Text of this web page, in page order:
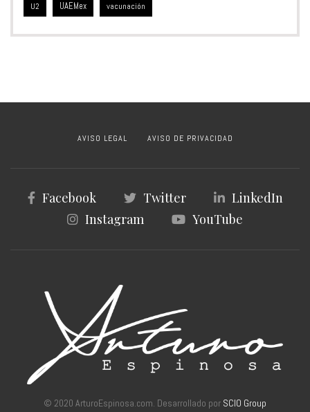
U2 UAEMex vacunación
AVISO LEGAL AVISO DE PRIVACIDAD
Facebook Twitter
LinkedIn
Instagram
YouTube
© 2020 ArturoEspinosa.com. Desarrollado por SCIO Group